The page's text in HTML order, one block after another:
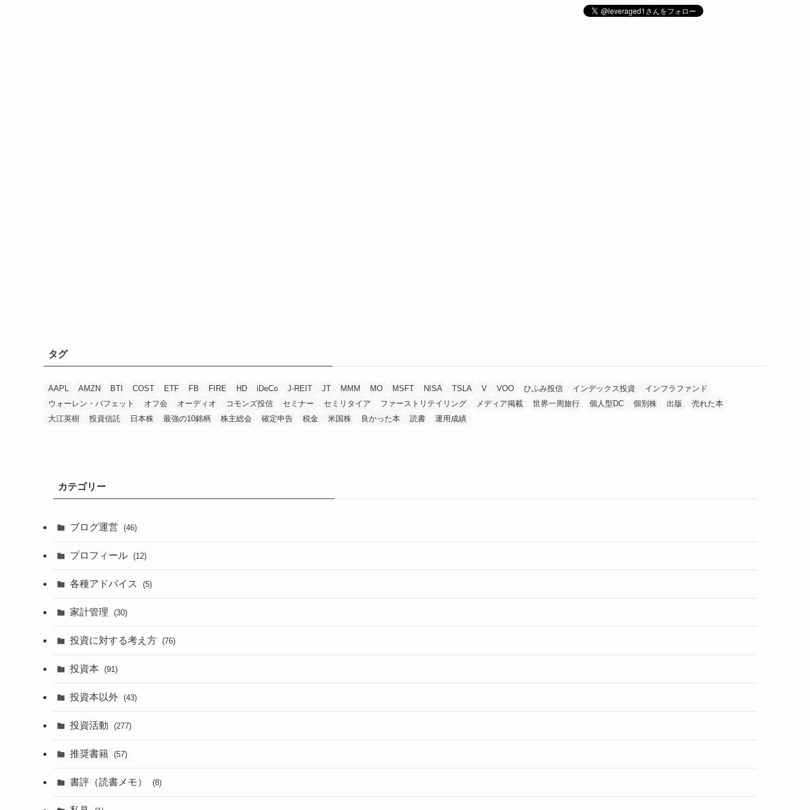
タグ
AAPL AMZN BTI COST ETF FB FIRE HD iDeCo J-REIT JT MMM MO MSFT NISA TSLA V VOO ひふみ投信 インデックス投資
インフラファンド
ウォーレン・バフェット
オフ会 オーディオ コモンズ投信 セミナー セミリタイア ファーストリテイリング メディア掲載 世界一周旅行 個人型DC 個別株 出版
売れた本
大江英樹
投資信託 日本株 最強の10銘柄 株主総会 確定申告 税金 米国株 良かった本 読書 運用成績
カテゴリー
ブログ運営 (46)
プロフィール (12)
各種アドバイス (5)
家計管理 (30)
投資に対する考え方 (76)
投資本 (91)
投資本以外 (43)
投資活動 (277)
推奨書籍 (57)
書評（読書メモ） (8)